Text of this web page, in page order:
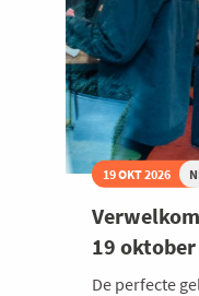
19 OKT 2026
19 oktober
De perfecte